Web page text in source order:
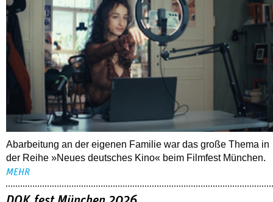
Abarbeitung an der eigenen Familie war das große Thema in
der Reihe »Neues deutsches Kino« beim Filmfest München.
MEHR